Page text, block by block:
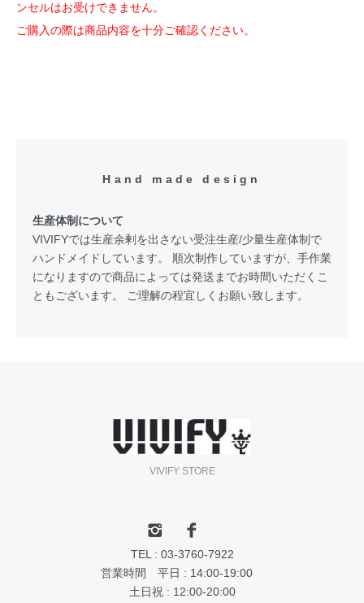
ンセルはお受けできません。
ご購入の際は商品内容を十分ご確認ください。
Hand made design
生産体制について
VIVIFYでは生産余剰を出さない受注生産/少量生産体制で
ハンドメイドしています。 順次制作していますが、手作業
になりますので商品によっては発送までお時間いただくこ
ともございます。 ご理解の程宜しくお願い致します。
VIVIFY STORE
TEL : 03-3760-7922
営業時間 平日 : 14:00-19:00
土日祝 : 12:00-20:00